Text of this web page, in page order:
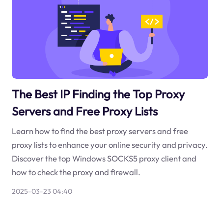
The Best IP Finding the Top Proxy
Servers and Free Proxy Lists
Learn how to find the best proxy servers and free
proxy lists to enhance your online security and privacy.
Discover the top Windows SOCKS5 proxy client and
how to check the proxy and firewall.
2025-03-23 04:40